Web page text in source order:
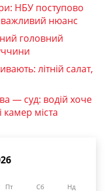
НБУ поступово
важливий нюанс
головний
літній салат,
— суд: водій хоче
камер міста
Пт Сб Нд